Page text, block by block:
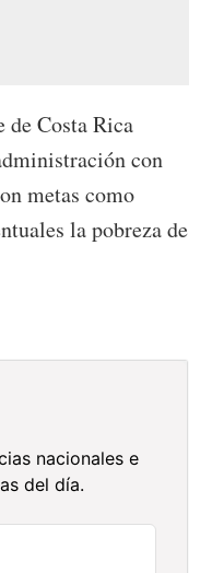
de Costa Rica
con
metas como
la pobreza de
nacionales e
del día.